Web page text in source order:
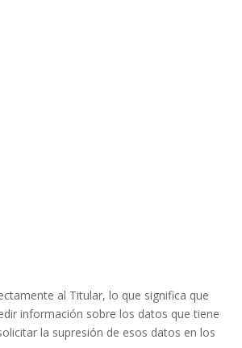
al Titular, lo que significa que
información sobre los datos que tiene
la supresión de esos datos en los